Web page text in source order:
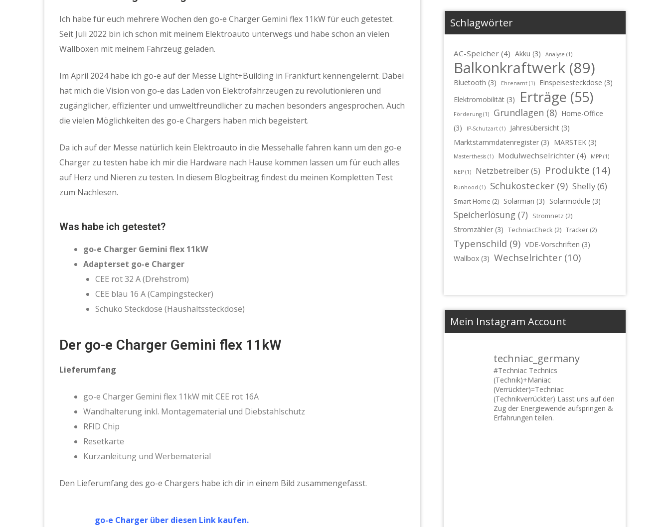
Ich habe für euch mehrere Wochen den go-e Charger Gemini flex 11kW für euch getestet.
Seit Juli 2022 bin ich schon mit meinem Elektroauto unterwegs und habe schon an vielen
Wallboxen mit meinem Fahrzeug geladen.
Im April 2024 habe ich go-e auf der Messe Light+Building in Frankfurt kennengelernt. Dabei
hat mich die Vision von go-e das Laden von Elektrofahrzeugen zu revolutionieren und
zugänglicher, effizienter und umweltfreundlicher zu machen besonders angesprochen. Auch
die vielen Möglichkeiten des go-e Chargers haben mich begeistert.
Da ich auf der Messe natürlich kein Elektroauto in die Messehalle fahren kann um den go-e
Charger zu testen habe ich mir die Hardware nach Hause kommen lassen um für euch alles
auf Herz und Nieren zu testen. In diesem Blogbeitrag findest du meinen Kompletten Test
zum Nachlesen.
Was habe ich getestet?
go-e Charger Gemini flex 11kW
Adapterset go-e Charger
CEE rot 32 A (Drehstrom)
CEE blau 16 A (Campingstecker)
Schuko Steckdose (Haushaltssteckdose)
Der go-e Charger Gemini flex 11kW
Lieferumfang
go-e Charger Gemini flex 11kW mit CEE rot 16A
Wandhalterung inkl. Montagematerial und Diebstahlschutz
RFID Chip
Resetkarte
Kurzanleitung und Werbematerial
Den Lieferumfang des go-e Chargers habe ich dir in einem Bild zusammengefasst.
go-e Charger über diesen Link kaufen.
Schlagwörter
AC-Speicher(4) Akku (3) Analyse (1)
Balkonkraftwerk(89)
Bluetooth (3) Ehrenamt(1) Einspeisesteckdose (3)
Elektromobilität(3) Erträge (55)
Förderung(1) Grundlagen (8) Home-Office
(3)
IP-Schutzart(1) Jahresübersicht(3)
Marktstammdatenregister(3) MARSTEK(3)
Masterthesis(1) Modulwechselrichter(4) MPP(1)
NEP(1) Netzbetreiber(5) Produkte (14)
Runhood (1) Schukostecker(9) Shelly(6)
Smart Home (2) Solarman (3) Solarmodule (3)
Speicherlösung (7) Stromnetz (2)
Stromzähler(3) TechniacCheck (2) Tracker(2)
Typenschild (9) VDE-Vorschriften (3)
Wallbox(3) Wechselrichter(10)
Mein Instagram Account
techniac_germany
#TechniacTechnics
(Technik)+Maniac
(Verrückter)=Techniac
(Technikverrückter) Lasst uns auf den
Zug der Energiewende aufspringen &
Erfahrungen teilen.